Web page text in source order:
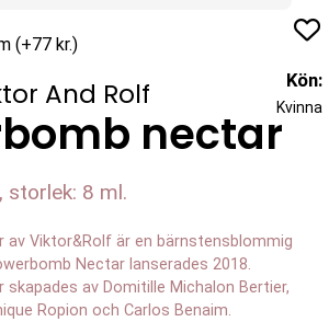
(+77 kr.)
And Rolf
nectar
storlek: 8 ml.
av Viktor&Rolf är en bärnstensblommig
Nectar lanserades 2018.
skapades av Domitille Michalon Bertier,
Ropion och Carlos Benaim.
Kön:
Kvinna